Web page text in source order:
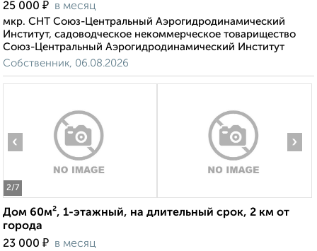
25 000 ₽ в месяц
мкр. СНТ Союз-Центральный Аэрогидродинамический
Институт, садоводческое некоммерческое товарищество
Союз-Центральный Аэрогидродинамический Институт
Собственник, 06.08.2026
2/7
‹ ›
Дом 60м², 1-этажный, на длительный срок, 2 км от
города
23 000 ₽ в месяц